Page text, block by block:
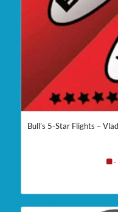
Bull’s 5-Star Flights –
-